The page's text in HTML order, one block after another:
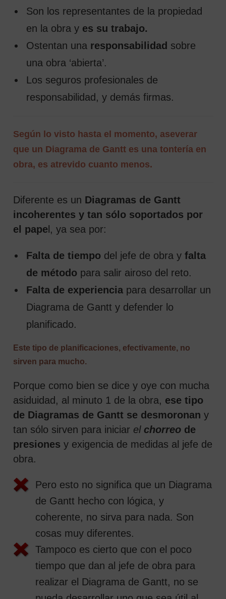
Son los representantes de la propiedad
en la obra y es su trabajo.
Ostentan una responsabilidad sobre
una obra ‘abierta’.
Los seguros profesionales de
responsabilidad, y demás firmas.
Según lo visto hasta el momento, aseverar
que un Diagrama de Gantt es una tontería en
obra, es atrevido cuanto menos.
Diferente es un Diagramas de Gantt
incoherentes y tan sólo soportados por
el pape l, ya sea por:
Falta de tiempodel jefe de obra y falta
de métodopara salir airoso del reto.
Falta de experienciapara desarrollar un
Diagrama de Gantt y defender lo
planificado.
Este tipo de planificaciones, efectivamente, no
sirven para mucho.
Porque como bien se dice y oye con mucha
asiduidad, al minuto 1 de la obra, ese tipo
de Diagramas de Gantt se desmoronan y
tan sólo sirven para iniciar el chorreode
presiones y exigencia de medidas al jefe de
obra.
Pero esto no significa que un Diagrama
de Gantt hecho con lógica, y
coherente, no sirva para nada. Son
cosas muy diferentes.
Tampoco es cierto que con el poco
tiempo que dan al jefe de obra para
realizar el Diagrama de Gantt, no se